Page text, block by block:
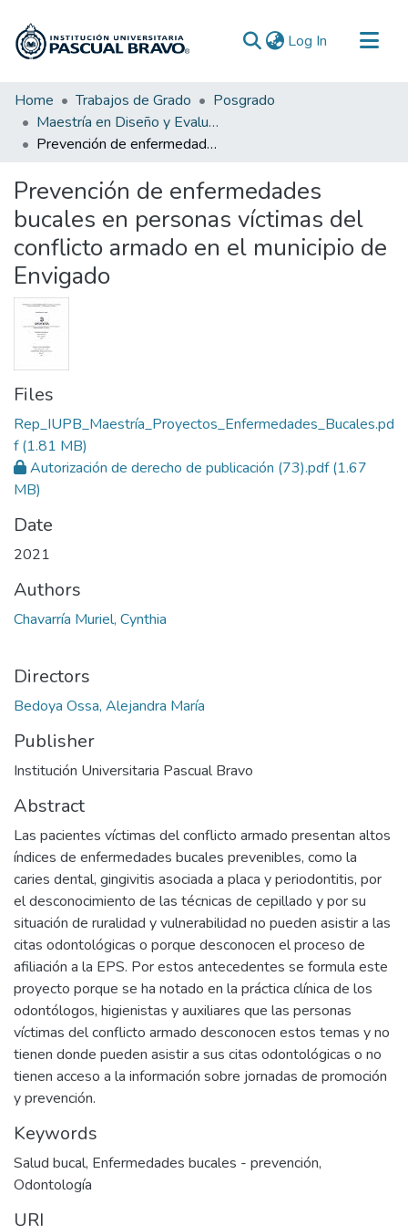
Log In (current)
Communities & Collections
All of DSpace
Statistics
Home Trabajos de Grado
Posgrado
Maestría en Diseño y Evaluación de Proyectos Regionales
Prevención de enfermedades bucales en personas víctimas del conflicto armado en el municipio de Envigado
Prevención de enfermedades
bucales en personas víctimas del
conflicto armado en el municipio de
Envigado
Files
Rep_IUPB_Maestría_Proyectos_Enfermedades_Bucales.pd
f(1.81 MB)
Autorización de derecho de publicación (73).pdf(1.67
MB)
Date
2021
Authors
Chavarría Muriel, Cynthia
Directors
Bedoya Ossa, Alejandra María
Publisher
Institución Universitaria Pascual Bravo
Abstract
Las pacientes víctimas del conflicto armado presentan altos
índices de enfermedades bucales prevenibles, como la
caries dental, gingivitis asociada a placa y periodontitis, por
el desconocimiento de las técnicas de cepillado y por su
situación de ruralidad y vulnerabilidad no pueden asistir a las
citas odontológicas o porque desconocen el proceso de
afiliación a la EPS. Por estos antecedentes se formula este
proyecto porque se ha notado en la práctica clínica de los
odontólogos, higienistas y auxiliares que las personas
víctimas del conflicto armado desconocen estos temas y no
tienen donde pueden asistir a sus citas odontológicas o no
tienen acceso a la información sobre jornadas de promoción
y prevención.
Keywords
Salud bucal, Enfermedades bucales - prevención,
Odontología
URI